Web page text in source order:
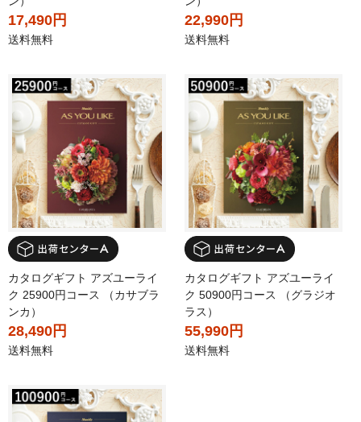
17,490円
送料無料
22,990円
送料無料
カタログギフト アズユーライ
ク 25900円コース （カサブラ
ンカ）
28,490円
送料無料
カタログギフト アズユーライ
ク 50900円コース （グラジオ
ラス）
55,990円
送料無料